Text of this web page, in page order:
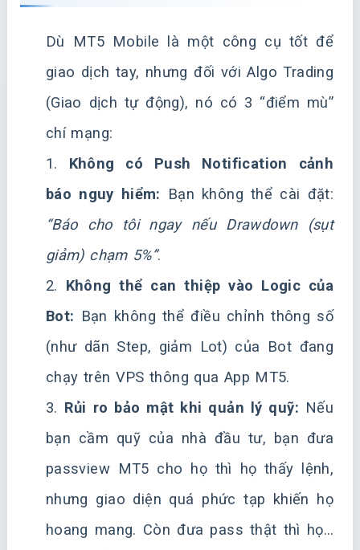
Dù MT5 Mobile là một công cụ tốt để
giao dịch tay, nhưng đối với Algo Trading
(Giao dịch tự động), nó có 3 “điểm mù”
chí mạng:
1. Không có Push Notification cảnh
báo nguy hiểm: Bạn không thể cài đặt:
“Báo cho tôi ngay nếu Drawdown (sụt
giảm) chạm 5%”.
2. Không thể can thiệp vào Logic của
Bot: Bạn không thể điều chỉnh thông số
(như dãn Step, giảm Lot) của Bot đang
chạy trên VPS thông qua App MT5.
3. Rủi ro bảo mật khi quản lý quỹ: Nếu
bạn cầm quỹ của nhà đầu tư, bạn đưa
passview MT5 cho họ thì họ thấy lệnh,
nhưng giao diện quá phức tạp khiến họ
hoang mang. Còn đưa pass thật thì họ…